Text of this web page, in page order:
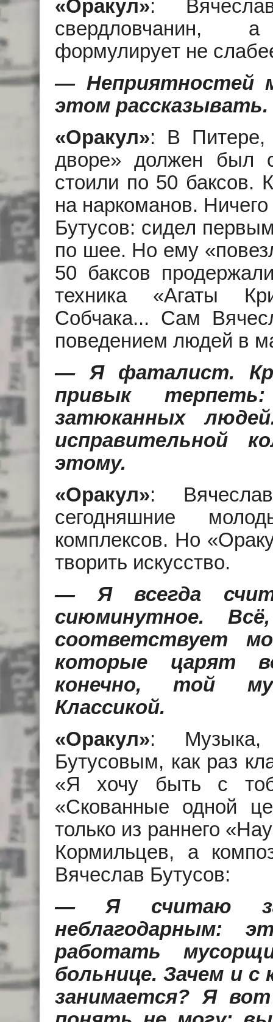
«Оракул»:
свердловчанин,
формулирует не
— Неприятностей
этом рассказывать.
«Оракул»: В Питере,
дворе» должен был
стоили по 50 баксов.
на наркоманов.
Бутусов: сидел
по шее. Но ему
50 баксов
техника «Агаты
Собчака... Сам
поведением людей в
— Я фаталист.
привык
затюканных
исправительной
этому.
«Оракул»:
сегодняшние
комплексов. Но
творить искусство.
— Я всегда
сиюминутное.
соответствует
которые царят
конечно, той
Классикой.
«Оракул»: Музыка,
Бутусовым, как раз
«Я хочу быть с
«Скованные одной
только из раннего
Кормильцев, а
Вячеслав Бутусов:
— Я считаю
неблагодарным:
работать
больнице. Зачем и с
занимается? Я